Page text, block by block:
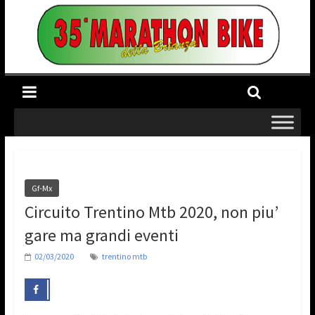
Gf-Mx
Circuito Trentino Mtb 2020, non piu’
gare ma grandi eventi
02/03/2020 trentino mtb